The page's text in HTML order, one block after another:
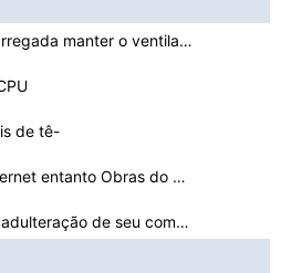
Será que uma bateria descarregada manter o ventilador …
de tê-
O navegador não vai ver Internet entanto Obras do Outl…
O que fazer se alguém está adulteração de seu compu…